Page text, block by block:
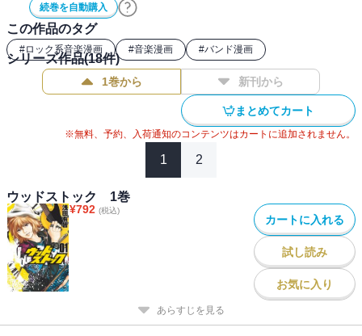
続巻を自動購入
この作品のタグ
#ロック系音楽漫画 #音楽漫画 #バンド漫画
シリーズ作品(18件)
1巻から 新刊から
まとめてカート
※無料、予約、入荷通知のコンテンツはカートに追加されません。
1 2
ウッドストック 1巻
¥792 (税込)
カートに入れる
試し読み
お気に入り
あらすじを見る